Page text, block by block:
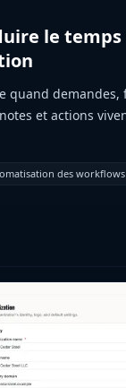
le temps
quand demandes,
et actions
des workflows